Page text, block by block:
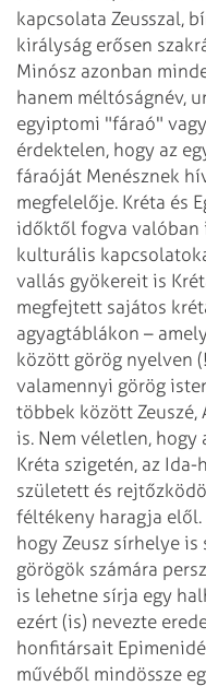
kapcsolata Zeusszal,
királyság erősen
Minósz azonban
hanem méltóságnév,
egyiptomi "fáraó"
érdektelen, hogy az
fáraóját Menésznek
megfelelője. Kréta és
időktől fogva valóban
kulturális
vallás gyökereit is
megfejtett sajátos
agyagtáblákon –
között görög nyelven
valamennyi görög
többek között Zeuszé,
is. Nem véletlen, hogy
Kréta szigetén, az
született és
féltékeny haragja elől.
hogy Zeusz sírhelye
görögök számára
is lehetne sírja egy
ezért (is) nevezte
honfitársait
művéből mindössze